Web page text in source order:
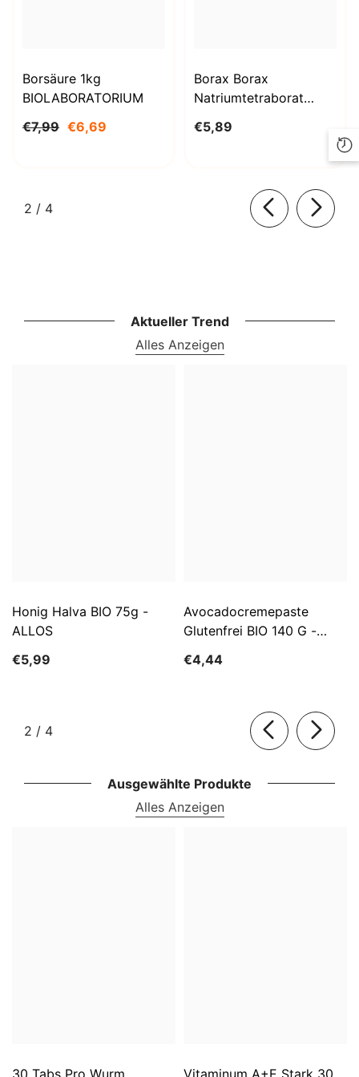
Borsäure 1kg
BIOLABORATORIUM
€7,99 €6,69
Borax Borax
Natriumtetraborat
BioLaboratorium
€5,89
2 / von
4
Aktueller Trend
Alles Anzeigen
Honig Halva BIO 75g -
ALLOS
€5,99
Avocadocremepaste
Glutenfrei BIO 140 G -
€4,44
2 / von
4
Ausgewählte Produkte
Alles Anzeigen